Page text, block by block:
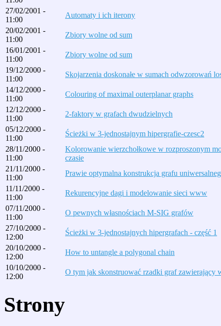
27/02/2001 -
11:00
Automaty i ich iterony
20/02/2001 -
11:00
Zbiory wolne od sum
16/01/2001 -
11:00
Zbiory wolne od sum
19/12/2000 -
11:00
Skojarzenia doskonałe w sumach odwzorowań
14/12/2000 -
11:00
Colouring of maximal outerplanar graphs
12/12/2000 -
11:00
2-faktory w grafach dwudzielnych
05/12/2000 -
11:00
Ścieżki w 3-jednostajnym hipergrafie-czesc2
28/11/2000 -
11:00
Kolorowanie wierzchołkowe w rozproszonym
czasie
21/11/2000 -
11:00
Prawie optymalna konstrukcja grafu
11/11/2000 -
11:00
Rekurencyjne dagi i modelowanie sieci www
07/11/2000 -
11:00
O pewnych własnościach M-SIG grafów
27/10/2000 -
12:00
Ścieżki w 3-jednostajnych hipergrafach - część 1
20/10/2000 -
12:00
How to untangle a polygonal chain
10/10/2000 -
12:00
O tym jak skonstruować rzadki graf zawierający
Strony